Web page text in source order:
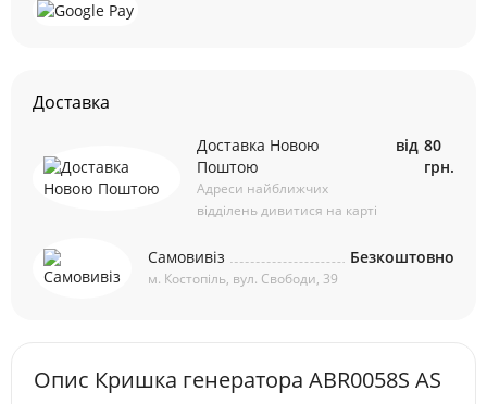
Доставка
Доставка Новою
Поштою
Адреси найближчих
відділень дивитися на карті
від 80
грн.
Самовивіз
м. Костопіль, вул. Свободи, 39
Безкоштовно
Опис Кришка генератора ABR0058S AS